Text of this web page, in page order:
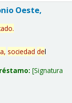
Oeste,
.
sociedad del
Signatura